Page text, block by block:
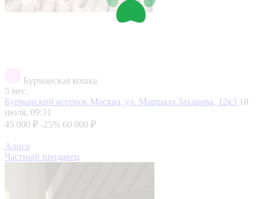
Бурманская кошка
5 мес.
Бурманский котенок Москва, ул. Маршала Захарова, 12к3 18
июля, 09:31
45 000 ₽ -25% 60 000 ₽
Алиса
Частный продавец